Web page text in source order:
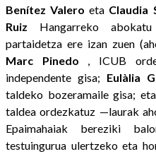
Benítez Valero eta Claudia
Ruiz Hangarreko
partaidetza ere izan zuen
Marc
Pinedo , ICUB
independente gisa; Eulàlia
taldeko bozeramaile gisa; eta
taldea ordezkatuz —laurak
Epaimahaiak bereziki
testuingurua ulertzeko eta